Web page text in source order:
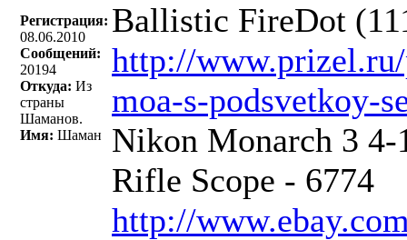
Регистрация:
08.06.2010
Сообщений:
20194
Откуда: Из
страны
Шаманов.
Имя: Шаман
Ballistic FireDot
http://
moa-s-podsvetkoy-
Nikon Monarch 3
Rifle Scope - 6774
http://